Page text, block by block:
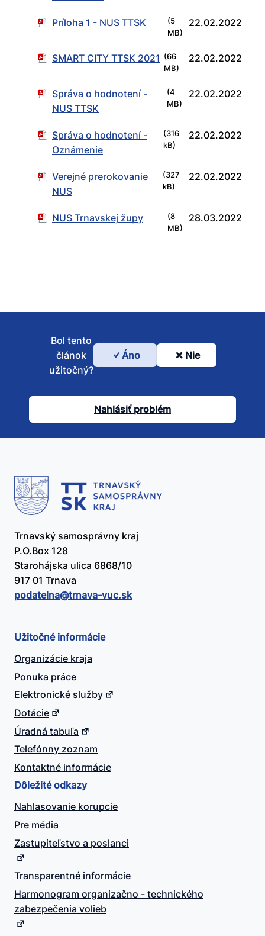
Príloha 1 - NUS TTSK
(5
MB)
22.02.2022
SMART CITY TTSK 2021 (66
MB)
22.02.2022
Správa o hodnotení -
NUS TTSK
(4
MB)
22.02.2022
Správa o hodnotení -
Oznámenie
(316
kB)
22.02.2022
Verejné prerokovanie
NUS
(327
kB)
22.02.2022
NUS Trnavskej župy
(8
MB)
28.03.2022
Bol
článok
užitočný?
Bol tento
článok
užitočný?
Áno Nie
Nahlásiť problém
Trnavský samosprávny kraj
P.O.Box 128
Starohájska ulica 6868/10
917 01 Trnava
podatelna@​trnava-vuc.sk
Užitočné informácie
Organizácie kraja
Ponuka práce
Elektronické služby
Dotácie
Úradná tabuľa
Telefónny zoznam
Kontaktné informácie
Dôležité odkazy
Nahlasovanie korupcie
Pre média
Zastupiteľstvo a poslanci
Transparentné informácie
Harmonogram organizačno - technického
zabezpečenia volieb